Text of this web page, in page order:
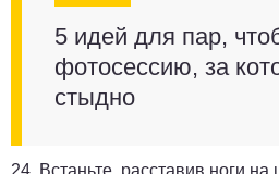
5 идей для пар,
фотосессию, за
стыдно